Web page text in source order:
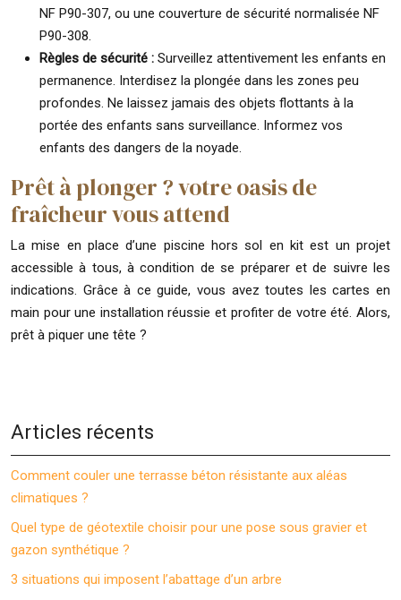
NF P90-307, ou une couverture de sécurité normalisée NF
P90-308.
Règles de sécurité : Surveillez attentivement les enfants en
permanence. Interdisez la plongée dans les zones peu
profondes. Ne laissez jamais des objets flottants à la
portée des enfants sans surveillance. Informez vos
enfants des dangers de la noyade.
Prêt à plonger ? votre oasis de
fraîcheur vous attend
La mise en place d’une piscine hors sol en kit est un projet
accessible à tous, à condition de se préparer et de suivre les
indications. Grâce à ce guide, vous avez toutes les cartes en
main pour une installation réussie et profiter de votre été. Alors,
prêt à piquer une tête ?
Articles récents
Comment couler une terrasse béton résistante aux aléas
climatiques ?
Quel type de géotextile choisir pour une pose sous gravier et
gazon synthétique ?
3 situations qui imposent l’abattage d’un arbre